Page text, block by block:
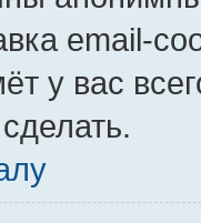
email-
у вас